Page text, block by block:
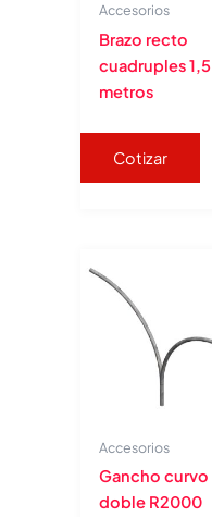
Accesorios
Brazo recto
cuadruples 1,5
metros
Cotizar
Accesorios
Gancho curvo
doble R2000